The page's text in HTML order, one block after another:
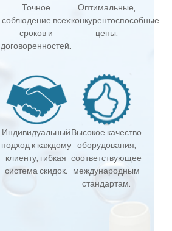
Точное
соблюдение всех
сроков и
договоренностей.
Оптимальные,
конкурентоспособные
цены.
Индивидуальный
подход к каждому
клиенту, гибкая
система скидок.
Высокое качество
оборудования,
соответствующее
международным
стандартам.